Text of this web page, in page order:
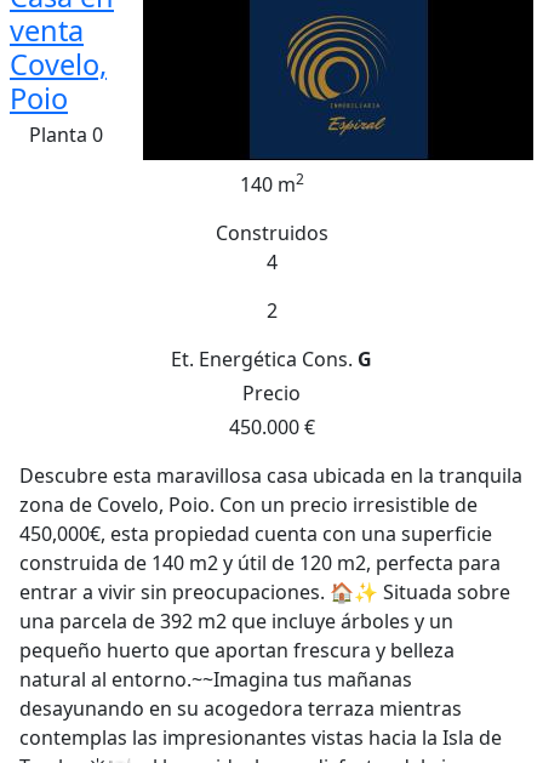
venta
Covelo,
Poio
Planta 0
140 m2
Construidos
4
2
Et. Energética Cons. G
Precio
450.000 €
Descubre esta maravillosa casa ubicada en la tranquila
zona de Covelo, Poio. Con un precio irresistible de
450,000€, esta propiedad cuenta con una superficie
construida de 140 m2 y útil de 120 m2, perfecta para
entrar a vivir sin preocupaciones. 🏠✨ Situada sobre
una parcela de 392 m2 que incluye árboles y un
pequeño huerto que aportan frescura y belleza
natural al entorno.~~Imagina tus mañanas
desayunando en su acogedora terraza mientras
contemplas las impresionantes vistas hacia la Isla de